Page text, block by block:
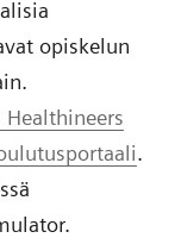
opiskelun
Healthineers
.